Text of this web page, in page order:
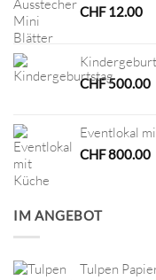
CHF12.00
CHF500.00
Eventlokal
CHF800.00
IM ANGEBOT
Tulpen